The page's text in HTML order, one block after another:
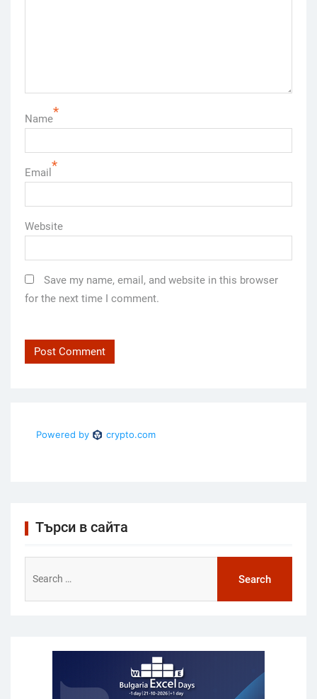
Name*
Email *
Website
Save my name, email, and website in this browser
for the next time I comment.
Търси в сайта
for: